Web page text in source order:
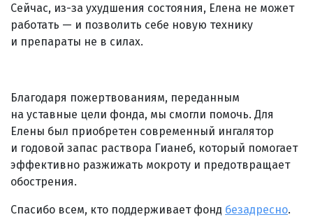
Сейчас, из-за ухудшения состояния, Елена не может
работать — и позволить себе новую технику
и препараты не в силах.
Благодаря пожертвованиям, переданным
на уставные цели фонда, мы смогли помочь. Для
Елены был приобретен современный ингалятор
и годовой запас раствора Гианеб, который помогает
эффективно разжижать мокроту и предотвращает
обострения.
Спасибо всем, кто поддерживает фонд безадресно.